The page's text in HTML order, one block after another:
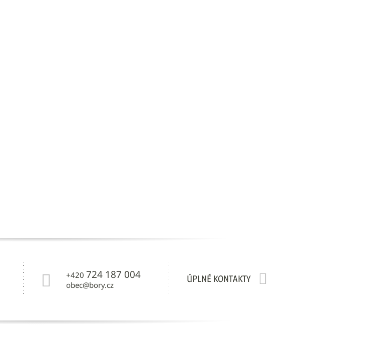
+420724 187 004
obec@bory.cz
ÚPLNÉ KONTAKTY